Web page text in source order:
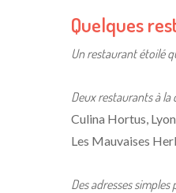
Quelques
Un restaurant étoilé
Deux restaurants à
Culina Hortus,
Les Mauvaises
Des adresses